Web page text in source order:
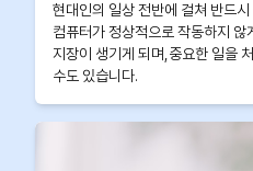
현대인의 일상 전반에 걸쳐 반드
컴퓨터가 정상적으로 작동하지 않
지장이 생기게 되며,중요한 일을
수도 있습니다.